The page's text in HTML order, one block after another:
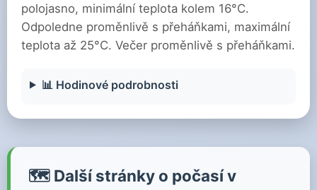
polojasno, minimální teplota kolem 16°C.
Odpoledne proměnlivě s přeháňkami, maximální
teplota až 25°C. Večer proměnlivě s přeháňkami.
📊 Hodinové podrobnosti
🗺️ Další stránky o počasí v